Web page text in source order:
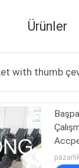
Ürünler
with thumb